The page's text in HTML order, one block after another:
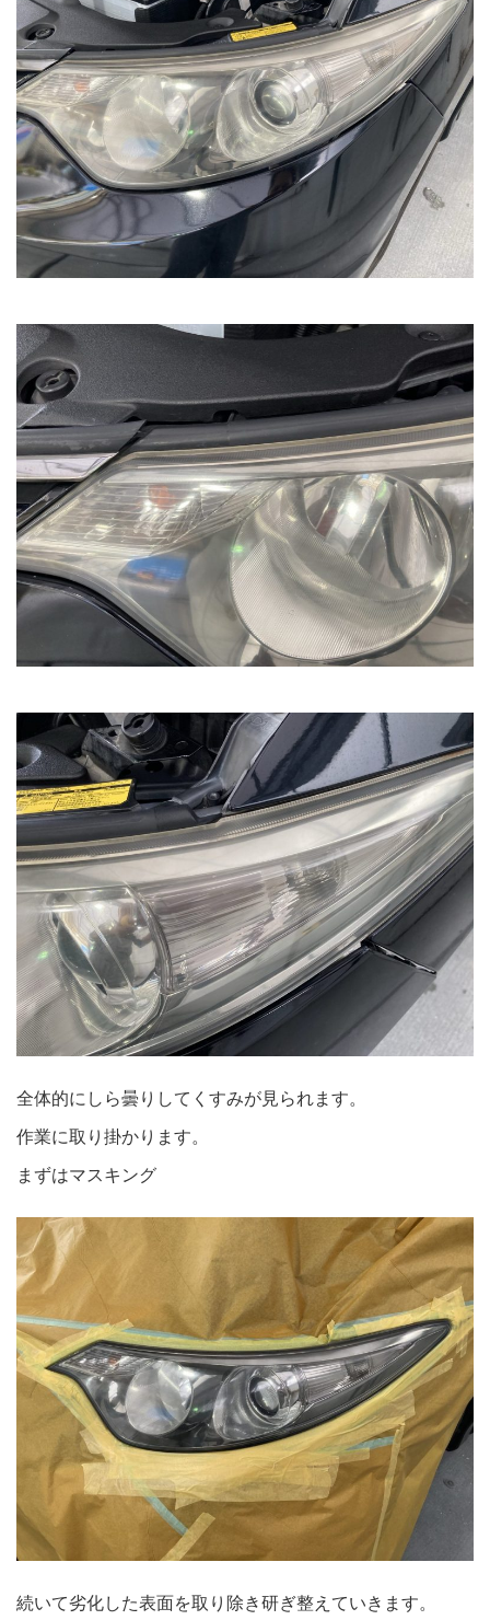
全体的にしら曇りしてくすみが見られます。
作業に取り掛かります。
まずはマスキング
続いて劣化した表面を取り除き研ぎ整えていきます。